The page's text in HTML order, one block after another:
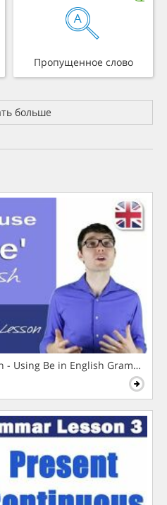
Пропущенное слово
больше
- Using Be in English Grammar